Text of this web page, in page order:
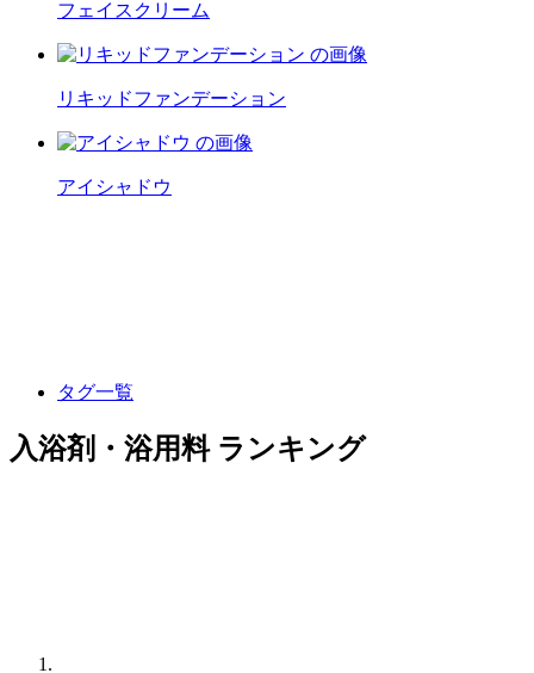
フェイスクリーム
リキッドファンデーション
アイシャドウ
タグ一覧
入浴剤・浴用料 ランキング